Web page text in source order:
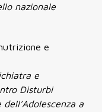
nazionale
e
e
Disturbi
a